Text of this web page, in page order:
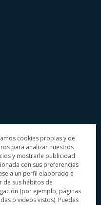
cookies propias y de
para analizar nuestros
y mostrarle publicidad
con sus preferencias
a un perfil elaborado a
de sus hábitos de
(por ejemplo, páginas
o videos vistos). Puedes